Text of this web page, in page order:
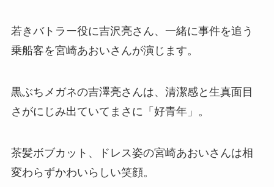
若きバトラー役に吉沢亮さん、一緒に事件を追う
乗船客を宮崎あおいさんが演じます。
黒ぶちメガネの吉澤亮さんは、清潔感と生真面目
さがにじみ出ていてまさに「好青年」。
茶髪ボブカット、ドレス姿の宮崎あおいさんは相
変わらずかわいらしい笑顔。